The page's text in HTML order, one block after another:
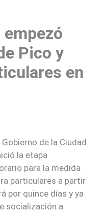
empezó
Pico y
en
de la Ciudad
la etapa
para la medida
particulares a partir
por quince días y ya
socialización a